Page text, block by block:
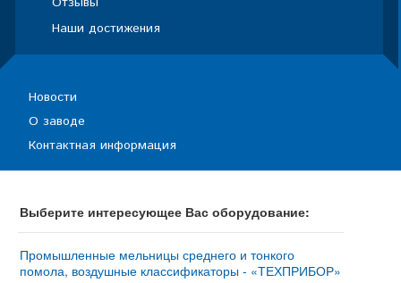
Наши достижения
Новости
О заводе
Контактная информация
Выберите интересующее Вас оборудование:
Промышленные мельницы среднего и тонкого
помола, воздушные классификаторы - «ТЕХПРИБОР»